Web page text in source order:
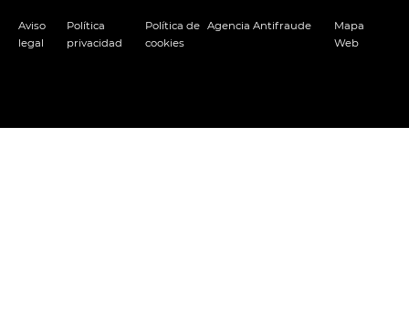
Aviso
legal
Política
privacidad
Política de
cookies
Agencia Antifraude
Mapa
Web